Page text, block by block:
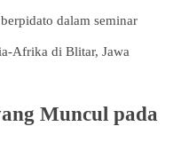
dalam seminar
Afrika di Blitar, Jawa
Muncul pada